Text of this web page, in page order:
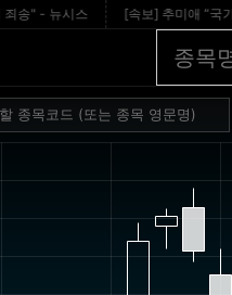
뉴시스 [속보] 추미애 “국가직 소